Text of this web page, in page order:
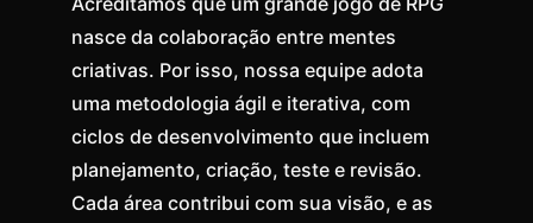
nasce da colaboração entre mentes
criativas. Por isso, nossa equipe adota
uma metodologia ágil e iterativa, com
ciclos de desenvolvimento que incluem
planejamento, criação, teste e revisão.
Cada área contribui com sua visão, e as